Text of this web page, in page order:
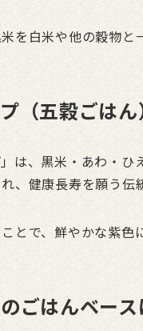
を白米や他の穀物と
（五穀ごはん
」は、黒米・あわ・
、健康長寿を願う伝
とで、鮮やかな紫色
ごはんベー